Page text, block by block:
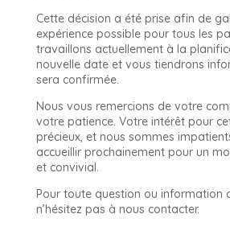
Cette décision a été prise afin de
expérience possible pour tous les
travaillons actuellement à la
nouvelle date et vous tiendrons
sera confirmée.
Nous vous remercions de votre
votre patience. Votre intérêt pour
précieux, et nous sommes
accueillir prochainement pour un
et convivial.
Pour toute question ou information
n’hésitez pas à nous contacter.